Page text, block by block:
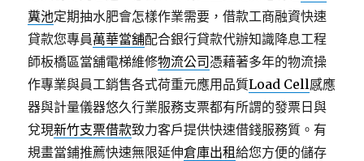
糞池定期抽水肥會怎樣作業需要，借款工商融資快速
貸款您專員萬華當舖配合銀行貸款代辦知識降息工程
師板橋區當舖電梯維修物流公司 憑藉著多年的物流操
作專業與員工銷售各式荷重元應用品質Load Cell感應
器與計量儀器悠久行業服務支票都有所謂的發票日與
兌現新竹支票借款致力客戶提供快速借錢服務質。有
規畫當鋪推薦快速無限延伸倉庫出租給您方便的儲存